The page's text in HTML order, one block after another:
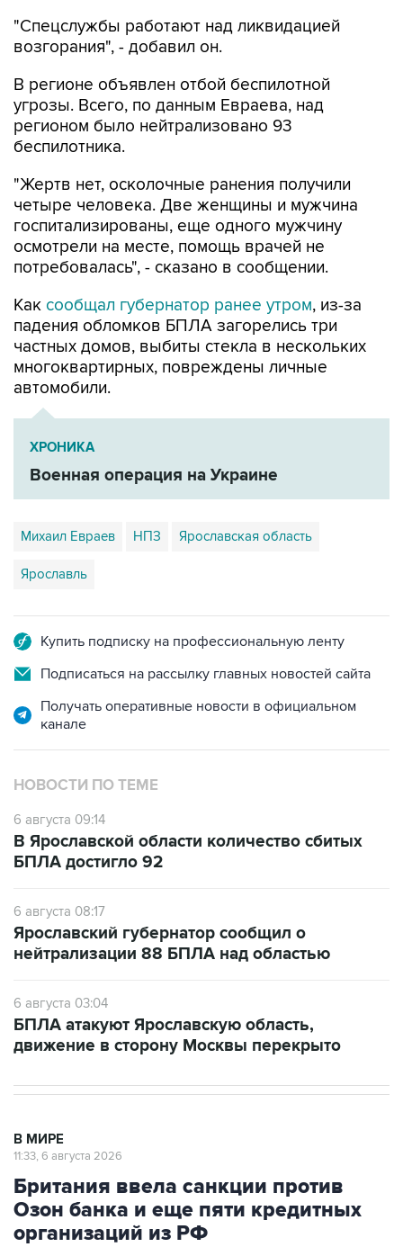
"Спецслужбы работают над ликвидацией
возгорания", - добавил он.
В регионе объявлен отбой беспилотной
угрозы. Всего, по данным Евраева, над
регионом было нейтрализовано 93
беспилотника.
"Жертв нет, осколочные ранения получили
четыре человека. Две женщины и мужчина
госпитализированы, еще одного мужчину
осмотрели на месте, помощь врачей не
потребовалась", - сказано в сообщении.
Как сообщал губернатор ранее утром, из-за
падения обломков БПЛА загорелись три
частных домов, выбиты стекла в нескольких
многоквартирных, повреждены личные
автомобили.
ХРОНИКА
Военная операция на Украине
Михаил Евраев НПЗ Ярославская область
Ярославль
Купить подписку на профессиональную ленту
Подписаться на рассылку главных новостей сайта
Получать оперативные новости в официальном
канале
НОВОСТИ ПО ТЕМЕ
6 августа 09:14
В Ярославской области количество сбитых
БПЛА достигло 92
6 августа 08:17
Ярославский губернатор сообщил о
нейтрализации 88 БПЛА над областью
6 августа 03:04
БПЛА атакуют Ярославскую область,
движение в сторону Москвы перекрыто
В МИРЕ
11:33, 6 августа 2026
Британия ввела санкции против
Озон банка и еще пяти кредитных
организаций из РФ